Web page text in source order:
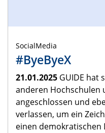
SocialMedia
#ByeByeX
21.01.2025 GUIDE hat
anderen Hochschulen
angeschlossen und
verlassen, um ein
einen demokratischen